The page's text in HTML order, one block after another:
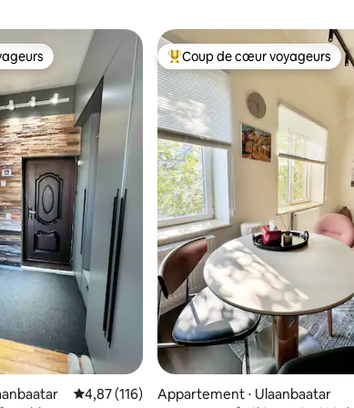
91 commentaires : 4,98 sur 5
Évaluation moyenne sur la base de 116
4,87 (116)
Coups de cœur voyageurs les
Coup de cœur voyageurs
Appartement ⋅ Ulaanbaatar